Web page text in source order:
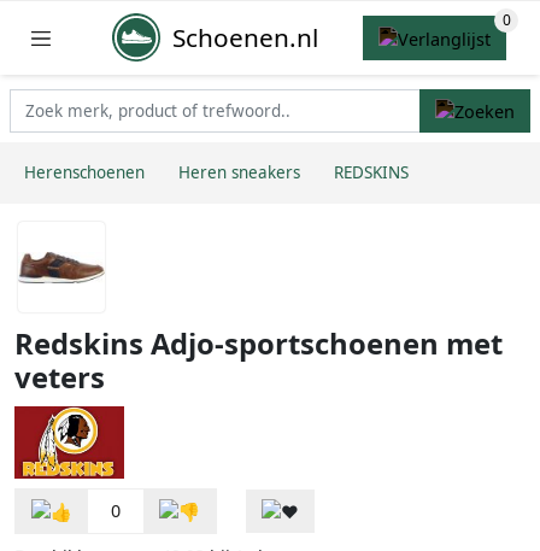
Schoenen.nl
Herenschoenen Heren sneakers REDSKINS
Redskins Adjo-sportschoenen met
veters
0